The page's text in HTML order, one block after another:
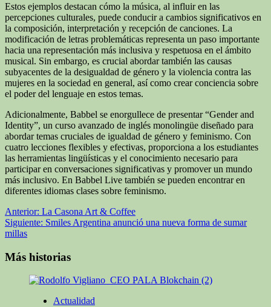
Estos ejemplos destacan cómo la música, al influir en las
percepciones culturales, puede conducir a cambios significativos en
la composición, interpretación y recepción de canciones. La
modificación de letras problemáticas representa un paso importante
hacia una representación más inclusiva y respetuosa en el ámbito
musical. Sin embargo, es crucial abordar también las causas
subyacentes de la desigualdad de género y la violencia contra las
mujeres en la sociedad en general, así como crear conciencia sobre
el poder del lenguaje en estos temas.
Adicionalmente, Babbel se enorgullece de presentar “Gender and
Identity”, un curso avanzado de inglés monolingüe diseñado para
abordar temas cruciales de igualdad de género y feminismo. Con
cuatro lecciones flexibles y efectivas, proporciona a los estudiantes
las herramientas lingüísticas y el conocimiento necesario para
participar en conversaciones significativas y promover un mundo
más inclusivo. En Babbel Live también se pueden encontrar en
diferentes idiomas clases sobre feminismo.
Navegación
de
Anterior: La Casona Art & Coffee
Siguiente: Smiles Argentina anunció una nueva forma de sumar
millas
Más historias
Actualidad